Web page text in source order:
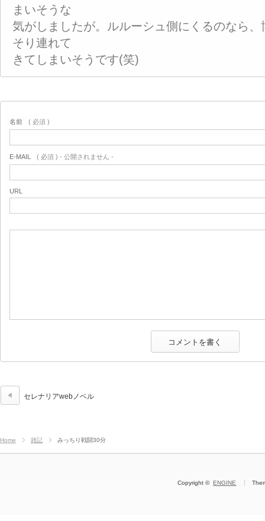
まいそうな
気がしましたが。ルルーシュ側にくるのなら
そり連れて
きてしまいそうです(笑)
名前 ( 必須 )
E-MAIL ( 必須 ) - 公開されません -
URL
セレナリアwebノベル
Home 雑記 みっちり戦闘30分
Copyright ©ENGINE